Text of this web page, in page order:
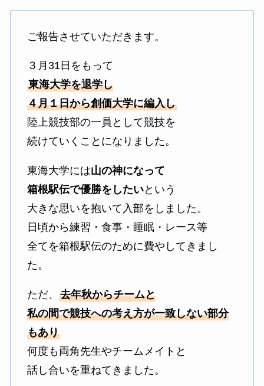
ご報告させていただきます。
３月31日をもって
東海大学を退学し
４月１日から創価大学に編入し
陸上競技部の一員として競技を
続けていくことになりました。
東海大学には山の神になって
箱根駅伝で優勝をしたいという
大きな思いを抱いて入部をしました。
日頃から練習・食事・睡眠・レース等
全てを箱根駅伝のために費やしてきまし
た。
ただ、 去年秋からチームと
私の間で競技への考え方が一致しない部分
もあり
何度も両角先生やチームメイトと
話し合いを重ねてきました。